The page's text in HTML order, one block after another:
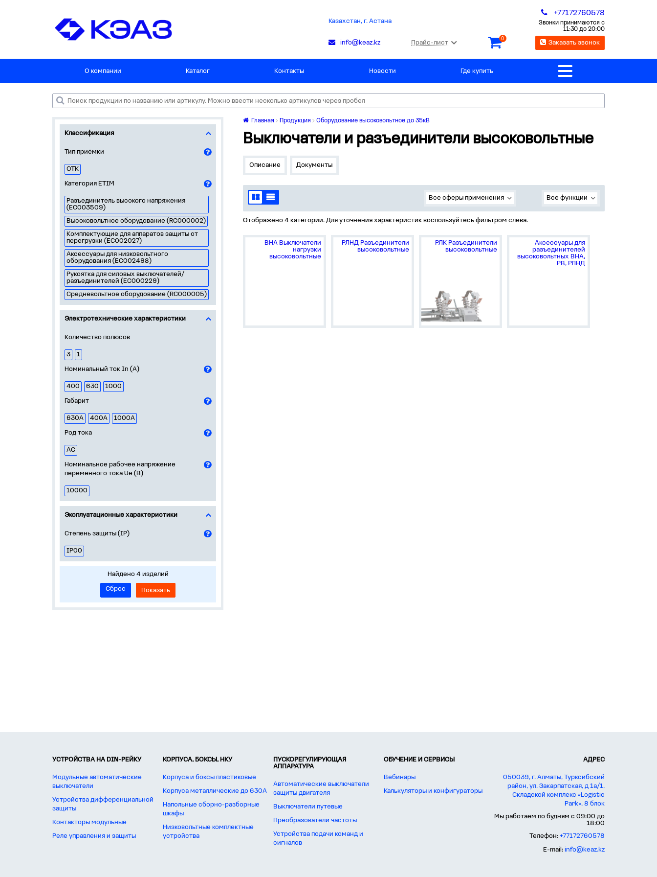
Казахстан, г. Астана
+77172760578
Звонки принимаются с
11:30 до 20:00
info@keaz.kz Прайс-лист
0
Заказать звонок
О компании Каталог Контакты Новости Где купить
Классификация
Тип приёмки
ОТК
Категория ETIM
Разъединитель высокого напряжения
(EC003509)
Высоковольтное оборудование (RC000002)
Комплектующие для аппаратов защиты от
перегрузки (EC002027)
Аксессуары для низковольтного
оборудования (EC002498)
Рукоятка для силовых выключателей/
разъединителей (EC000229)
Средневольтное оборудование (RC000005)
Электротехнические характеристики
Количество полюсов
3
1
Номинальный ток In (А)
400 630
1000
Габарит
630А 400А
1000А
Род тока
AC
Номинальное рабочее напряжение
переменного тока Ue (В)
10000
Эксплуатационные характеристики
Степень защиты (IP)
IP00
Найдено 4 изделий
Сброс
Показать
Главная Продукция Оборудование высоковольтное до 35кВ
Выключатели и разъединители высоковольтные
Описание Документы
Все сферы применения Все функции
Отображено 4 категории. Для уточнения характеристик воспользуйтесь фильтром слева.
ВНА Выключатели
нагрузки
высоковольтные
РЛНД Разъединители
высоковольтные
РЛК Разъединители
высоковольтные
Аксессуары для
разъединителей
высоковольтных ВНА,
РВ, РЛНД
УСТРОЙСТВА НА DIN-РЕЙКУ
Модульные автоматические
выключатели
Устройства дифференциальной
защиты
Контакторы модульные
Реле управления и защиты
КОРПУСА, БОКСЫ, НКУ
Корпуса и боксы пластиковые
Корпуса металлические до 630А
Напольные сборно-разборные
шкафы
Низковольтные комплектные
устройства
ПУСКОРЕГУЛИРУЮЩАЯ
АППАРАТУРА
Автоматические выключатели
защиты двигателя
Выключатели путевые
Преобразователи частоты
Устройства подачи команд и
сигналов
ОБУЧЕНИЕ И СЕРВИСЫ
Вебинары
Калькуляторы и конфигураторы
АДРЕС
050039, г. Алматы, Турксибский
район, ул. Закарпатская, д 1а/1,
Складской комплекс «Logistic
Park», 8 блок
Мы работаем по будням с 09:00 до
18:00
Телефон: +77172760578
E-mail: info@keaz.kz